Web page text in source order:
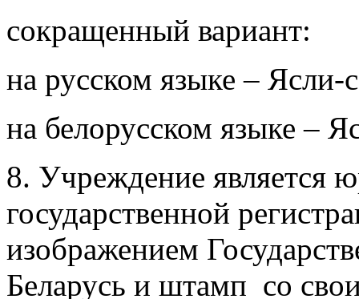
сокращенный вариант:
на русском языке –
на белорусском языке –
8. Учреждение является
государственной
изображением
Беларусь и штамп со